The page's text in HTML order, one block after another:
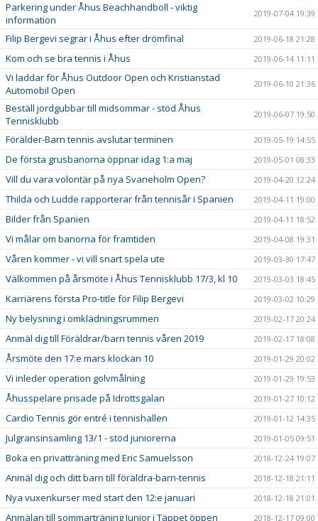
Parkering under Åhus Beachhandboll - viktig
information
2019-07-04 19:39
Filip Bergevi segrar i Åhus efter drömfinal 2019-06-18 21:28
Kom och se bra tennis i Åhus 2019-06-14 11:11
Vi laddar för Åhus Outdoor Open och Kristianstad
Automobil Open
2019-06-10 21:36
Beställ jordgubbar till midsommar - stöd Åhus
Tennisklubb
2019-06-07 19:50
Förälder-Barn tennis avslutar terminen 2019-05-19 14:55
De första grusbanorna öppnar idag 1:a maj 2019-05-01 08:33
Vill du vara volontär på nya Svaneholm Open? 2019-04-20 12:24
Thilda och Ludde rapporterar från tennisår i Spanien 2019-04-11 19:00
Bilder från Spanien 2019-04-11 18:52
Vi målar om banorna för framtiden 2019-04-08 19:31
Våren kommer - vi vill snart spela ute 2019-03-30 17:47
Välkommen på årsmöte i Åhus Tennisklubb 17/3, kl 10 2019-03-03 18:45
Karriärens första Pro-title för Filip Bergevi 2019-03-02 10:29
Ny belysning i omklädningsrummen 2019-02-17 20:24
Anmäl dig till Föräldrar/barn tennis våren 2019 2019-02-17 18:08
Årsmöte den 17:e mars klockan 10 2019-01-29 20:02
Vi inleder operation golvmålning 2019-01-29 19:53
Åhusspelare prisade på Idrottsgalan 2019-01-27 10:12
Cardio Tennis gör entré i tennishallen 2019-01-12 14:35
Julgransinsamling 13/1 - stöd juniorerna 2019-01-05 09:51
Boka en privatträning med Eric Samuelsson 2018-12-24 19:07
Anmäl dig och ditt barn till föräldra-barn-tennis 2018-12-18 21:11
Nya vuxenkurser med start den 12:e januari 2018-12-18 21:01
Anmälan till sommarträning Junior i Täppet öppen 2018-12-17 09:00